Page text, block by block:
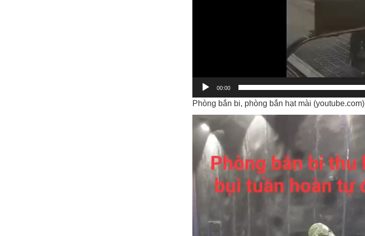
00:00
Phòng bắn bi, phòng bắn hạt mài (youtube.com)
Trình
chơi
Video